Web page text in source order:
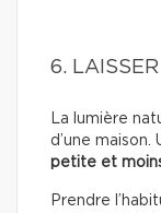
6.
La lumière
d’une
petite et
Prendre